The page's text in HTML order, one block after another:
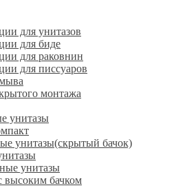
для унитазов
для биде
для раковнин
для писсуаров
монтажа
унитазы
унитазы(скрытый бачок)
унитазы
высоким бачком